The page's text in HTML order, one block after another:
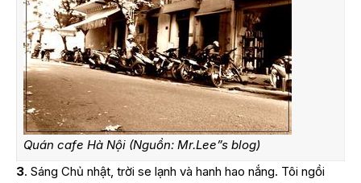
Quán cafe Hà Nội (Nguồn: Mr.Lee”s blog)
3. Sáng Chủ nhật, trời se lạnh và hanh hao nắng. Tôi ngồi